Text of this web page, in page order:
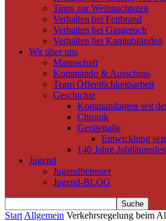
Tipps zur Weihnachtszeit
Verhalten bei Fettbrand
Verhalten bei Gasgeruch
Verhalten bei Kaminbränden
Wir über uns
Mannschaft
Kommando & Ausschuss
Team Öffentlichkeitsarbeit
Geschichte
Kommandanten seit
Chronik
Gerätehalle
Entwicklung
140 Jahre
Jugend
Jugendbetreuer
Jugend-BLOG
Start Allgemein Verkehrsregelung beim